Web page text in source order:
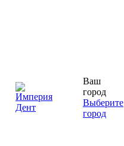
Ваш
город
Выберите
город